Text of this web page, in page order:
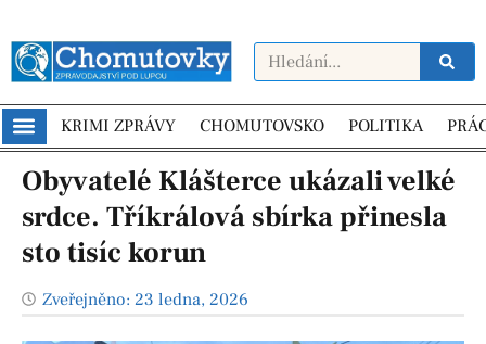
KRIMI ZPRÁVY CHOMUTOVSKO POLITIKA
Obyvatelé Klášterce ukázali velké
srdce. Tříkrálová sbírka přinesla
sto tisíc korun
Zveřejněno: 23 ledna, 2026